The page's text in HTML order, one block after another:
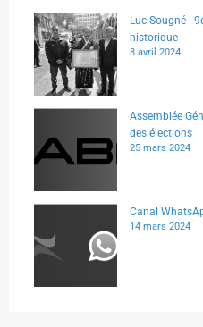
Luc Sougné :
historique
8 avril 2024
Assemblée
des élections
25 mars 2024
Canal
14 mars 2024